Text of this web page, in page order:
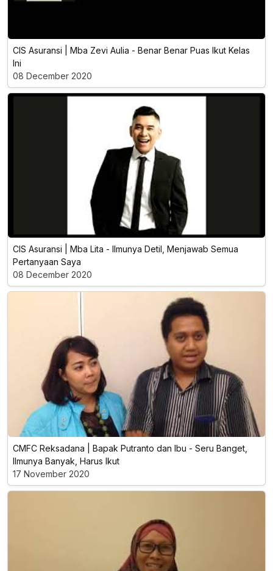
CIS Asuransi | Mba Zevi Aulia - Benar Benar Puas Ikut Kelas
Ini
08 December 2020
CIS Asuransi | Mba Lita - llmunya Detil, Menjawab Semua
Pertanyaan Saya
08 December 2020
CMFC Reksadana | Bapak Putranto dan Ibu - Seru Banget,
Ilmunya Banyak, Harus Ikut
17 November 2020